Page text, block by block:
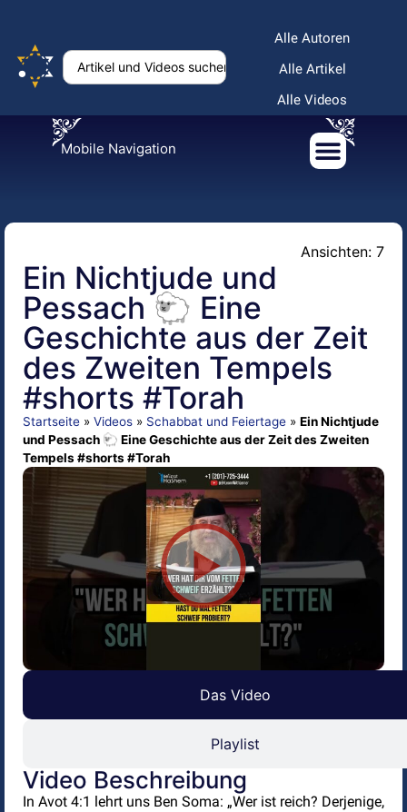
Alle Autoren
Alle Artikel
Alle Videos
Mobile Navigation
Ansichten: 7
Ein Nichtjude und
Pessach 🐑 Eine
Geschichte aus der Zeit
des Zweiten Tempels
#shorts #Torah
Startseite » Videos » Schabbat und Feiertage » Ein Nichtjude
und Pessach 🐑 Eine Geschichte aus der Zeit des Zweiten
Tempels #shorts #Torah
Das Video
Playlist
Video Beschreibung
In Avot 4:1 lehrt uns Ben Soma: „Wer ist reich? Derjenige,